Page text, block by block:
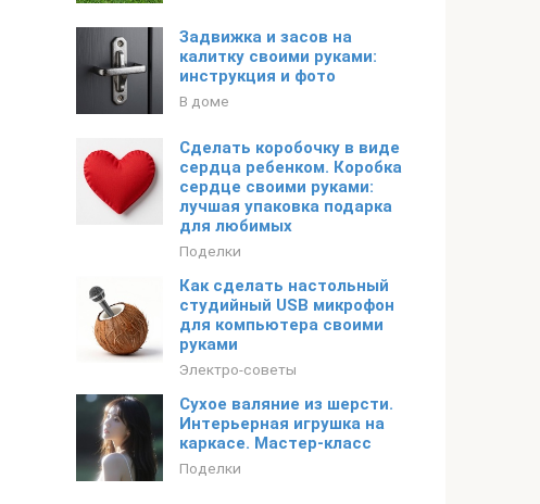
Задвижка и засов на
калитку своими руками:
инструкция и фото
В доме
Сделать коробочку в виде
сердца ребенком. Коробка
сердце своими руками:
лучшая упаковка подарка
для любимых
Поделки
Как сделать настольный
студийный USB микрофон
для компьютера своими
руками
Электро-советы
Сухое валяние из шерсти.
Интерьерная игрушка на
каркасе. Мастер-класс
Поделки